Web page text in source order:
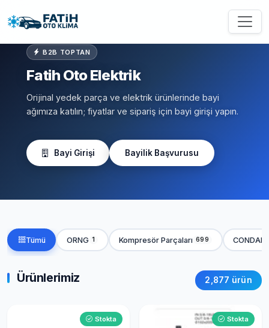
B2B TOPTAN
Fatih Oto Elektrik
Orijinal yedek parça ve elektrik ürünlerinde bayi
ağımıza katılın; fiyatlar ve sipariş için bayi girişi yapın.
Bayi Girişi Bayilik Başvurusu
Tümü ORNG 1 Kompresör Parçaları 699
Ürünlerimiz 2,877 ürün
Stokta Stokta